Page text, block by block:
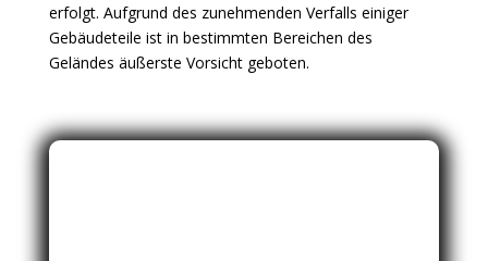
erfolgt. Aufgrund des zunehmenden Verfalls einiger
Gebäudeteile ist in bestimmten Bereichen des
Geländes äußerste Vorsicht geboten.